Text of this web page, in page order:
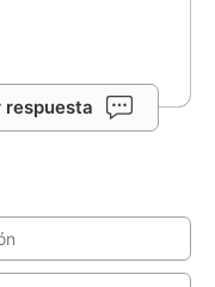
respuesta